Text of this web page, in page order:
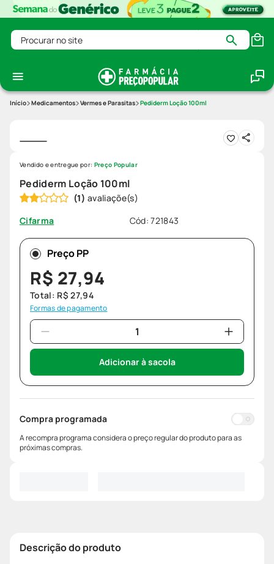
Procurar no site
Medicamentos Vermes e Parasitas Pediderm Loção 100ml
Pediderm Loção 100ml
(1)
Cifarma
Cód:721843
Vendido e entregue por: Preço Popular
Preço PP
R$ 27,94
Total: R$ 27,94
Formas de pagamento
Adicionar à sacola
Compra programada
A recompra programa considera o preço regular do produto para as
próximas compras.
Descrição do produto